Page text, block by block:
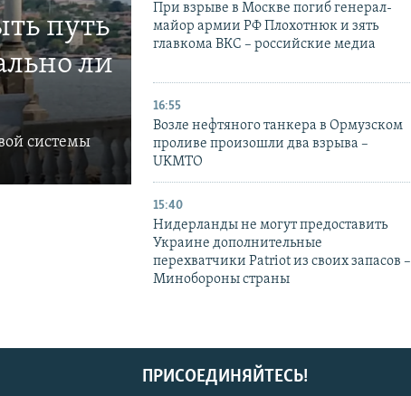
путь
ли
системы
При взрыве в Москве погиб генерал-
майор армии РФ Плохотнюк и зять
главкома ВКС – российские медиа
16:55
Возле нефтяного танкера в Ормузском
проливе произошли два взрыва –
UKMTO
15:40
Нидерланды не могут предоставить
Украине дополнительные
перехватчики Patriot из своих запасов –
Минобороны страны
ПРИСОЕДИНЯЙТЕСЬ!